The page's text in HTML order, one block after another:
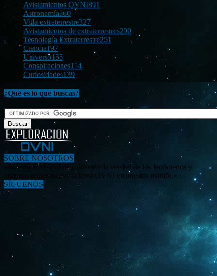
Avistamientos OVNI891
Astronomía360
Vida extraterrestre327
Avistamientos de extraterrestres290
Tecnología Extraterrestre251
Ciencia197
Universo155
Conspiraciones154
Curiosidades139
¿Qué es lo que buscas?
SOBRE NOSOTROS
«Investigar, descubrir y difundir la verdad de los fenómenos y
enigmas relacionados al tema OVNI en nuestro mundo.»
SÍGUENOS